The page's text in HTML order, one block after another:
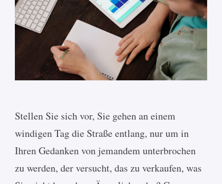
Stellen Sie sich vor, Sie gehen an einem
windigen Tag die Straße entlang, nur um in
Ihren Gedanken von jemandem unterbrochen
zu werden, der versucht, das zu verkaufen, was